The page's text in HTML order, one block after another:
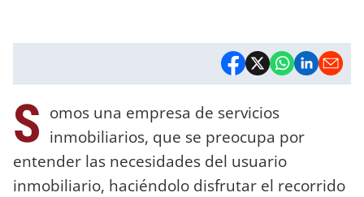
S omos una empresa de servicios
inmobiliarios, que se preocupa por
entender las necesidades del usuario
inmobiliario, haciéndolo disfrutar el recorrido